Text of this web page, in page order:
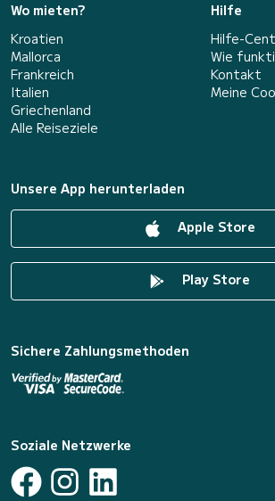
Wo mieten?
Kroatien
Mallorca
Frankreich
Italien
Griechenland
Alle Reiseziele
Hilfe
Hilfe-
Wie
Kontakt
Meine
Unsere App herunterladen
Apple Store
Play Store
Sichere Zahlungsmethoden
Soziale Netzwerke